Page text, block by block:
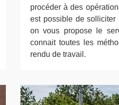
procéder à des
est possible de solliciter
on vous propose le
connait toutes les
rendu de travail.